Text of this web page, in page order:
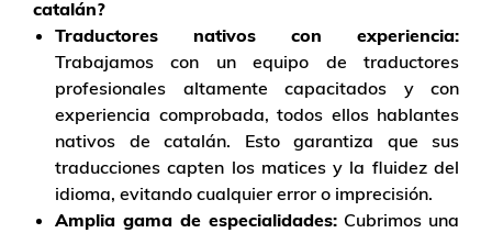
catalán?
Traductores nativos con experiencia:
Trabajamos con un equipo de traductores
profesionales altamente capacitados y con
experiencia comprobada, todos ellos hablantes
nativos de catalán. Esto garantiza que sus
traducciones capten los matices y la fluidez del
idioma, evitando cualquier error o imprecisión.
Amplia gama de especialidades: Cubrimos una